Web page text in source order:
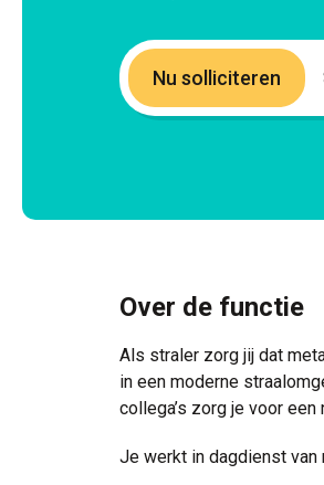
Nu solliciteren
Over de functie
Als straler zorg jij dat
in een moderne
collega’s zorg je voor
Je werkt in dagdienst van